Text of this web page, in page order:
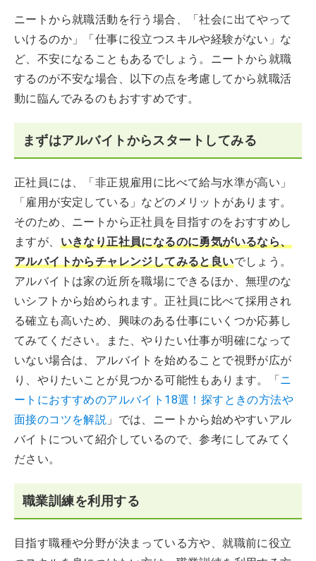
ニートから就職活動を行う場合、「社会に出てやって
いけるのか」「仕事に役立つスキルや経験がない」な
ど、不安になることもあるでしょう。ニートから就職
するのが不安な場合、以下の点を考慮してから就職活
動に臨んでみるのもおすすめです。
まずはアルバイトからスタートしてみる
正社員には、「非正規雇用に比べて給与水準が高い」
「雇用が安定している」などのメリットがあります。
そのため、ニートから正社員を目指すのをおすすめし
ますが、 いきなり正社員になるのに勇気がいるなら、
アルバイトからチャレンジしてみると良いでしょう。
アルバイトは家の近所を職場にできるほか、無理のな
いシフトから始められます。正社員に比べて採用され
る確立も高いため、興味のある仕事にいくつか応募し
てみてください。また、やりたい仕事が明確になって
いない場合は、アルバイトを始めることで視野が広が
り、やりたいことが見つかる可能性もあります。「ニ
ートにおすすめのアルバイト18選！探すときの方法や
面接のコツを解説 」では、ニートから始めやすいアル
バイトについて紹介しているので、参考にしてみてく
ださい。
職業訓練を利用する
目指す職種や分野が決まっている方や、就職前に役立